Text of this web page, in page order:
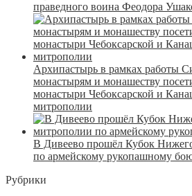
праведного воина Феодора
Архипастырь в рамках работы
монастырям и монашеству
монастыри Чебоксарской и
митрополии
В Дивеево прошёл Кубок
по армейскому рукопашному
Рубрики